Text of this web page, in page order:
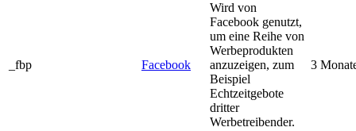
_fbp Facebook
Wird von
Facebook genutzt,
um eine Reihe von
Werbeprodukten
anzuzeigen, zum
Beispiel
Echtzeitgebote
dritter
Werbetreibender.
3